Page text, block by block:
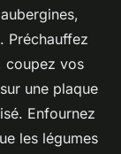
Préchauffez
coupez vos
une plaque
Enfournez
les légumes